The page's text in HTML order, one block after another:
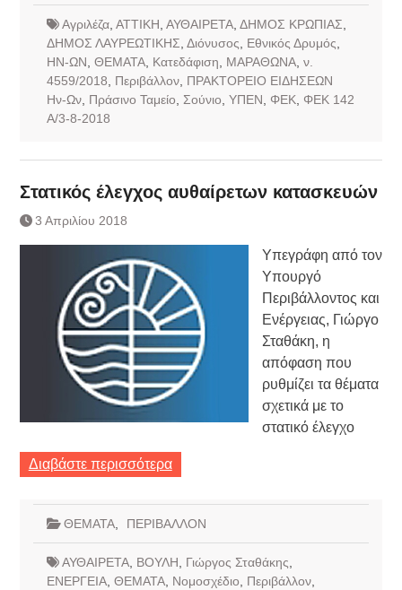
Αγριλέζα, ΑΤΤΙΚΗ ΑΥΘΑΙΡΕΤΑ, ΔΗΜΟΣ ΚΡΩΠΙΑΣ
ΔΗΜΟΣ ΛΑΥΡΕΩΤΙΚΗΣ Διόνυσος Εθνικός Δρυμός
ΗΝ-ΩΝ ΘΕΜΑΤΑ, Κατεδάφιση ΜΑΡΑΘΩΝΑ, ν.
4559/2018
Περιβάλλον, ΠΡΑΚΤΟΡΕΙΟ ΕΙΔΗΣΕΩΝ
Ην-Ων, Πράσινο Ταμείο Σούνιο ΥΠΕΝ ΦΕΚ, ΦΕΚ 142
Α/3-8-2018
Στατικός έλεγχος αυθαίρετων κατασκευών
3 Απριλίου 2018
Υπεγράφη από τον
Υπουργό
Περιβάλλοντος και
Ενέργειας, Γιώργο
Σταθάκη, η
απόφαση που
ρυθμίζει τα θέματα
σχετικά με το
στατικό έλεγχο
Διαβάστε περισσότερα
ΘΕΜΑΤΑ, ΠΕΡΙΒΑΛΛΟΝ
ΑΥΘΑΙΡΕΤΑ, ΒΟΥΛΗ Γιώργος Σταθάκης
ΕΝΕΡΓΕΙΑ, ΘΕΜΑΤΑ, Νομοσχέδιο Περιβάλλον,